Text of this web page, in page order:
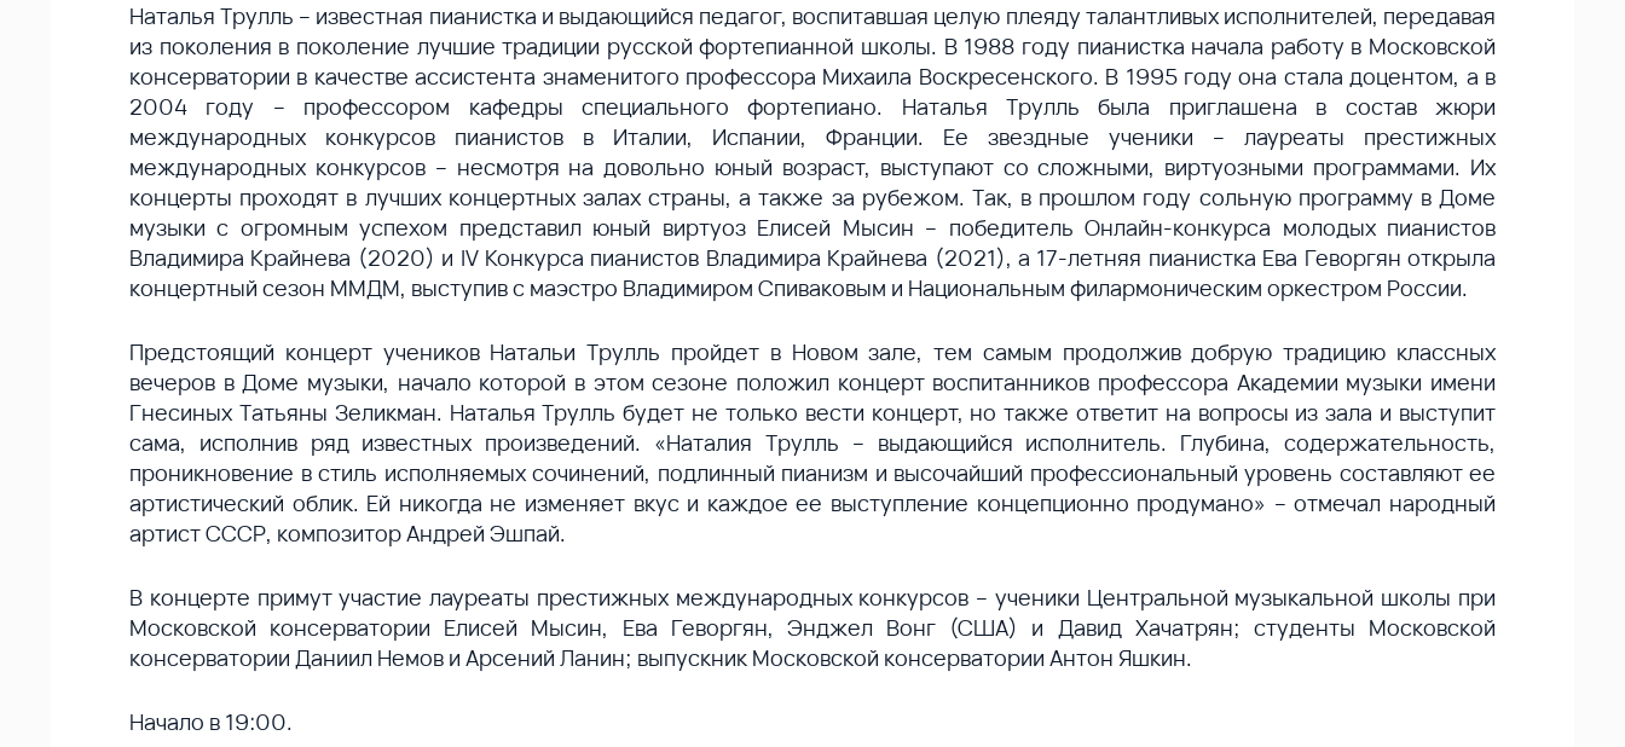
Наталья Трулль – известная пианистка и выдающийся педагог, воспитавшая целую плеяду талантливых исполнителей, передавая
из поколения в поколение лучшие традиции русской фортепианной школы. В 1988 году пианистка начала работу в Московской
консерватории в качестве ассистента знаменитого профессора Михаила Воскресенского. В 1995 году она стала доцентом, а в
2004 году – профессором кафедры специального фортепиано. Наталья Трулль была приглашена в состав жюри
международных конкурсов пианистов в Италии, Испании, Франции. Ее звездные ученики – лауреаты престижных
международных конкурсов – несмотря на довольно юный возраст, выступают со сложными, виртуозными программами. Их
концерты проходят в лучших концертных залах страны, а также за рубежом. Так, в прошлом году сольную программу в Доме
музыки с огромным успехом представил юный виртуоз Елисей Мысин – победитель Онлайн-конкурса молодых пианистов
Владимира Крайнева (2020) и IV Конкурса пианистов Владимира Крайнева (2021), а 17-летняя пианистка Ева Геворгян открыла
концертный сезон ММДМ, выступив с маэстро Владимиром Спиваковым и Национальным филармоническим оркестром России.
Предстоящий концерт учеников Натальи Трулль пройдет в Новом зале, тем самым продолжив добрую традицию классных
вечеров в Доме музыки, начало которой в этом сезоне положил концерт воспитанников профессора Академии музыки имени
Гнесиных Татьяны Зеликман. Наталья Трулль будет не только вести концерт, но также ответит на вопросы из зала и выступит
сама, исполнив ряд известных произведений. «Наталия Трулль – выдающийся исполнитель. Глубина, содержательность,
проникновение в стиль исполняемых сочинений, подлинный пианизм и высочайший профессиональный уровень составляют ее
артистический облик. Ей никогда не изменяет вкус и каждое ее выступление концепционно продумано» – отмечал народный
артист СССР, композитор Андрей Эшпай.
В концерте примут участие лауреаты престижных международных конкурсов – ученики Центральной музыкальной школы при
Московской консерватории Елисей Мысин, Ева Геворгян, Энджел Вонг (США) и Давид Хачатрян; студенты Московской
консерватории Даниил Немов и Арсений Ланин; выпускник Московской консерватории Антон Яшкин.
Начало в 19:00.